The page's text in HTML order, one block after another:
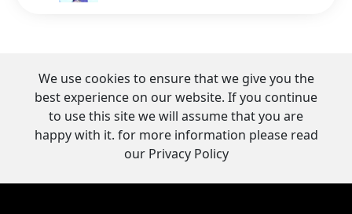
We use cookies to ensure that we give you the
best experience on our website. If you continue
to use this site we will assume that you are
happy with it. for more information please read
our Privacy Policy